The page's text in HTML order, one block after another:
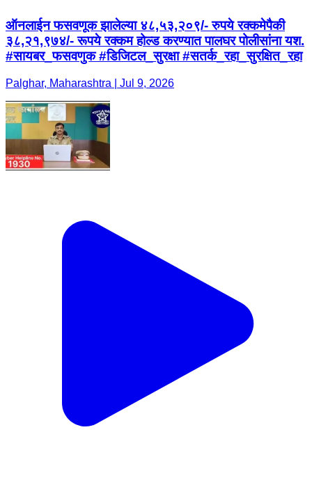
ऑनलाईन फसवणूक झालेल्या ४८,५३,२०९/- रुपये रक्कमेपैकी
३८,२१,९७४/- रूपये रक्कम होल्ड करण्यात पालघर पोलीसांना यश.
#सायबर_फसवणुक #डिजिटल_सुरक्षा #सतर्क_रहा_सुरक्षित_रहा
Palghar, Maharashtra | Jul 9, 2026